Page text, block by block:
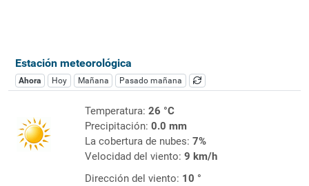
Estación meteorológica
Ahora Hoy Mañana Pasado mañana
Temperatura: 26 °C
Precipitación: 0.0 mm
La cobertura de nubes: 7%
Velocidad del viento: 9 km/h
Dirección del viento: 10 °